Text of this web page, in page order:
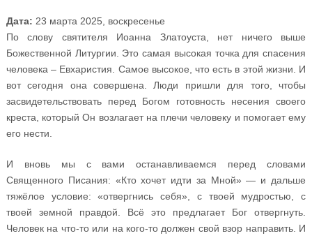
Дата: 23 марта 2025, воскресенье
По слову святителя Иоанна Златоуста, нет ничего выше
Божественной Литургии. Это самая высокая точка для спасения
человека – Евхаристия. Самое высокое, что есть в этой жизни. И
вот сегодня она совершена. Люди пришли для того, чтобы
засвидетельствовать перед Богом готовность несения своего
креста, который Он возлагает на плечи человеку и помогает ему
его нести.
И вновь мы с вами останавливаемся перед словами
Священного Писания: «Кто хочет идти за Мной» — и дальше
тяжёлое условие: «отвергнись себя», с твоей мудростью, с
твоей земной правдой. Всё это предлагает Бог отвергнуть.
Человек на что-то или на кого-то должен свой взор направить. И